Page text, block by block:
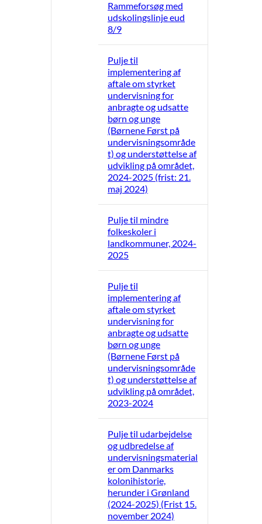
Rammeforsøg med
udskolingslinje eud
8/9
Pulje til
implementering af
aftale om styrket
undervisning for
anbragte og udsatte
børn og unge
(Børnene Først på
undervisningsområde
t) og understøttelse af
udvikling på området,
2024-2025 (frist: 21.
maj 2024)
Pulje til mindre
folkeskoler i
landkommuner, 2024-
2025
Pulje til
implementering af
aftale om styrket
undervisning for
anbragte og udsatte
børn og unge
(Børnene Først på
undervisningsområde
t) og understøttelse af
udvikling på området,
2023-2024
Pulje til udarbejdelse
og udbredelse af
undervisningsmaterial
er om Danmarks
kolonihistorie,
herunder i Grønland
(2024-2025) (Frist 15.
november 2024)